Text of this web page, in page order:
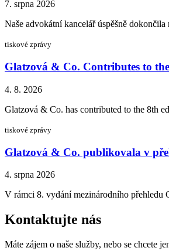
7. srpna 2026
Naše advokátní kancelář úspěšně
tiskové zprávy
Glatzová & Co. Contributes to
4. 8. 2026
Glatzová & Co. has contributed to the 8th
tiskové zprávy
Glatzová & Co. publikovala v
4. srpna 2026
V rámci 8. vydání mezinárodního přehledu
Kontaktujte nás
Máte zájem o naše služby, nebo se chcete